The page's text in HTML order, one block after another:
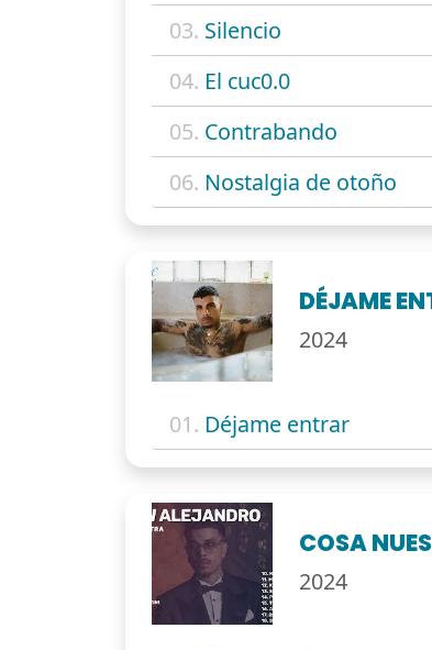
03. Silencio
04. El cuc0.0
05. Contrabando
06. Nostalgia de otoño
DÉJAME
2024
01. Déjame entrar
COSA
2024